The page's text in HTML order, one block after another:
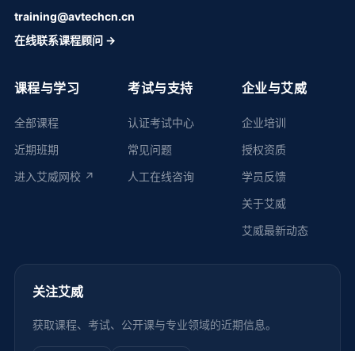
training@avtechcn.cn
在线联系课程顾问 →
课程与学习
全部课程
近期班期
进入艾威网校 ↗
考试与支持
认证考试中心
常见问题
人工在线咨询
企业与艾威
企业培训
授权资质
学员反馈
关于艾威
艾威最新动态
关注艾威
获取课程、考试、公开课与专业领域的近期信息。